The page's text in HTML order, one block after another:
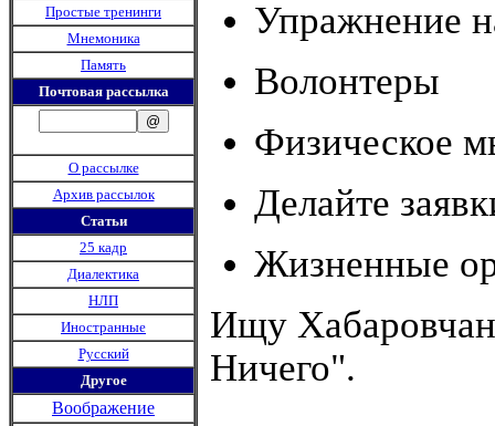
Простые тренинги
Мнемоника
Память
Почтовая рассылка
О рассылке
Архив рассылок
Статьи
25 кадр
Диалектика
НЛП
Иностранные
Русский
Другое
Воображение
Упражнение
Волонтеры
Физическое
Делайте
Жизненные
Ищу
Ничего".